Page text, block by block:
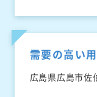
需要の高い
広島県広島市佐